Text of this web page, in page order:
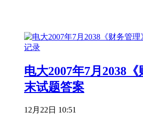
电大2007年7月2038
末试题答案
12月22日 10:51